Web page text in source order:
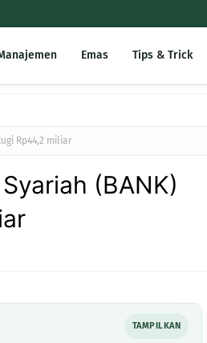
Emas Tips & Trick
Rp44,2 miliar
(BANK)
TAMPILKAN